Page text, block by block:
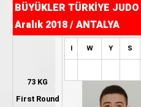
BÜYÜKLER TÜRKİYE
Aralık 2018 / ANTALYA
73 KG
First Round
I W Y S